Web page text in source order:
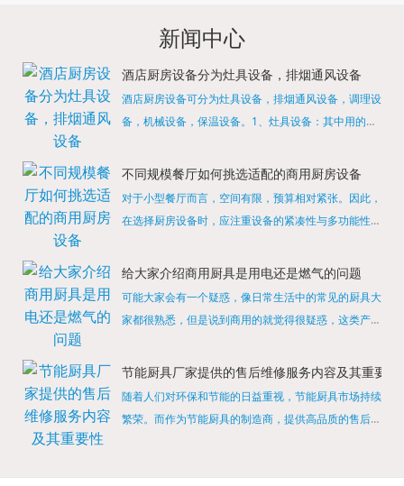
新闻中心
酒店厨房设备分为灶具设备，排烟通风设备
酒店厨房设备可分为灶具设备，排烟通风设备，调理设
备，机械设备，保温设备。1、灶具设备：其中用的较
缺少的，经过相关检测证明的合格设备才能进行使用，
不同规模餐厅如何挑选适配的商用厨房设备
对于小型餐厅而言，空间有限，预算相对紧张。因此，
在选择厨房设备时，应注重设备的紧凑性与多功能性。
烹饪设备，既能节省空间，又能满足多样化的烹饪需
给大家介绍商用厨具是用电还是燃气的问题
可能大家会有一个疑惑，像日常生活中的常见的厨具大
家都很熟悉，但是说到商用的就觉得很疑惑，这类产品
店用的就是商用的吗?还真别说，真被大家猜对了，这
节能厨具厂家提供的售后维修服务内容及其重要性
随着人们对环保和节能的日益重视，节能厨具市场持续
繁荣。而作为节能厨具的制造商，提供高品质的售后维